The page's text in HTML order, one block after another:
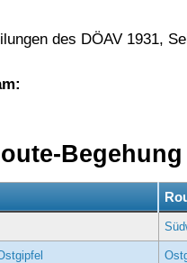
des DÖAV 1931,
Begehung